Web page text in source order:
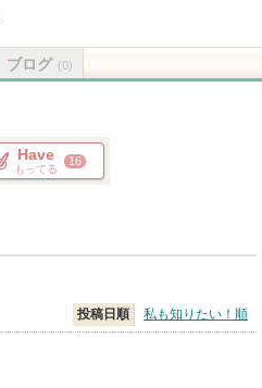
ブログ (0)
Have
もってる
16
投稿日順 私も知りたい！順